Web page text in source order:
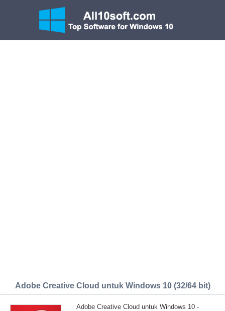
Adobe Creative Cloud untuk Windows 10 (32/64 bit)
Adobe Creative Cloud untuk Windows 10 -